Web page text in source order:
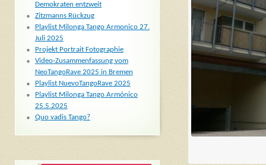
Demokraten entzweit
Zitzmanns Rückzug
Playlist Milonga Tango Armonico 27.
Juli 2025
Projekt Portrait Fotographie
Video-Zusammenfassung vom
NeoTangoRave 2025 in Bremen
Playlist NuevoTangoRave 2025
Playlist Milonga Tango Armónico
25.5.2025
Quo vadis Tango?